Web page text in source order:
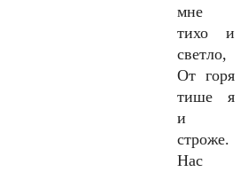
мне
тихо и
светло,
От горя
тише я
и
строже.
Нас